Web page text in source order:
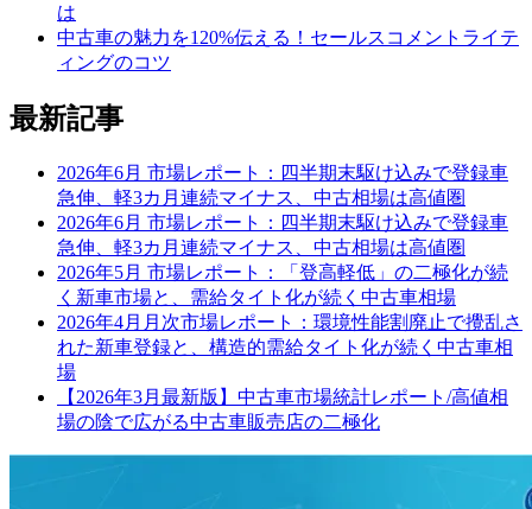
は
中古車の魅力を120%伝える！セールスコメントライテ
ィングのコツ
最新記事
2026年6月 市場レポート：四半期末駆け込みで登録車
急伸、軽3カ月連続マイナス、中古相場は高値圏
2026年6月 市場レポート：四半期末駆け込みで登録車
急伸、軽3カ月連続マイナス、中古相場は高値圏
2026年5月 市場レポート：「登高軽低」の二極化が続
く新車市場と、需給タイト化が続く中古車相場
2026年4月月次市場レポート：環境性能割廃止で攪乱さ
れた新車登録と、構造的需給タイト化が続く中古車相
場
【2026年3月最新版】中古車市場統計レポート/高値相
場の陰で広がる中古車販売店の二極化